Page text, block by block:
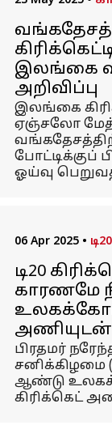
இலங்கை
அறிவிப்பு
இலங்கை
ஏஞ்சலோ
போட்டிக்குப்
ஓய்வு
06 Apr 2025 •
டி20
காரணமே
அணியுடன்
பிரதமர்
சனிக்கிழமை
ஆண்டு
கிரிக்கெட்